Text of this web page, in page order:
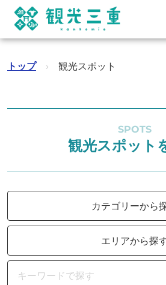
トップ › 観光スポット
SPOTS
観光スポット
カテゴリーから
エリアから探